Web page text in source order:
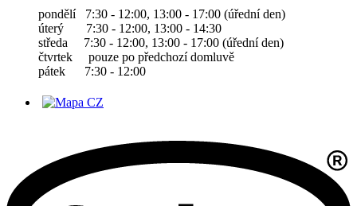
pondělí 7:30 - 12:00, 13:00 - 17:00 (úřední den)
úterý 7:30 - 12:00, 13:00 - 14:30
středa 7:30 - 12:00, 13:00 - 17:00 (úřední den)
čtvrtek pouze po předchozí domluvě
pátek 7:30 - 12:00